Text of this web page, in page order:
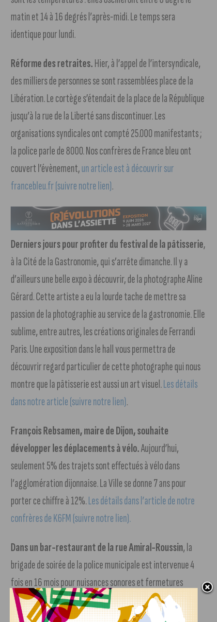
matin et 14 à 16 degrés l’après-midi. Le temps sera
identique pour lundi.
Réforme des retraites.Hier, à l’appel de l’intersyndicale,
des milliers de personnes se sont rassemblées place de la
Libération. Le cortège s’étendait de la place de la République
jusqu’à la rue de la Liberté sans discontinuer. Les
organisations syndicales ont compté 25.000 manifestants ;
la police parle de 8000. Nos confrères de France bleu ont
couvert l’évènement,un article est à découvrir sur
francebleu.fr (suivre notre lien).
Derniers jours pour profiter du festival de la pâtisserie,
à la Cité de la Gastronomie, qui s’arrête dimanche. Il y a
d’ailleurs une belle expo à découvrir, de la photographe Aline
Gérard. Cette artiste a eu la lourde tache de mettre sa
passion de la photographie au service de la gastronomie. Elle
sublime, entre autres, les créations originales de Ferrandi
Paris. Une exposition dans le hall vous permettra de
découvrir regard particulier de cette photographe qui nous
montre que la pâtisserie est aussi un art visuel.Les détails
dans notre article (suivre notre lien).
François Rebsamen, maire de Dijon, souhaite
développer les déplacements à vélo.Aujourd’hui,
seulement 5% des trajets sont effectués à vélo dans
l’agglomération dijonnaise. La Ville se donne 7 ans pour
porter ce chiffre à 12%.Les détails dans l’article de notre
confrères de K6FM (suivre notre lien).
Dans un bar-restaurant de la rue Amiral-Roussin, la
brigade de soirée de la police municipale est intervenue 4
fois en 16 mois pour nuisances sonores et fermetures
tardives. Le récit à retrouverdans les colonnes de nos
confrères du Bien Public (suivre notre lien).